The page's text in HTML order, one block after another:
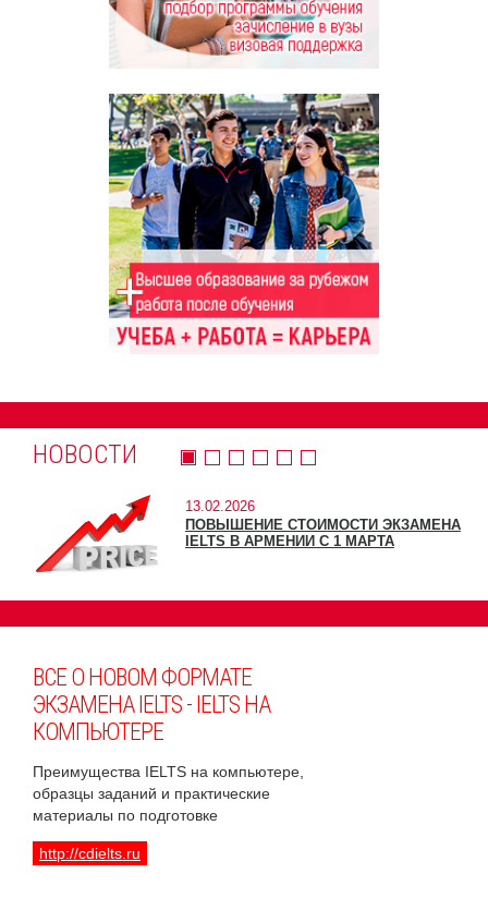
НОВОСТИ
13.02.2026
ПОВЫШЕНИЕ СТОИМОСТИ ЭКЗАМЕНА
IELTS В АРМЕНИИ С 1 МАРТА
ВСЕ О НОВОМ ФОРМАТЕ
ЭКЗАМЕНА IELTS - IELTS НА
КОМПЬЮТЕРЕ
Преимущества IELTS на компьютере,
образцы заданий и практические
материалы по подготовке
http://cdielts.ru